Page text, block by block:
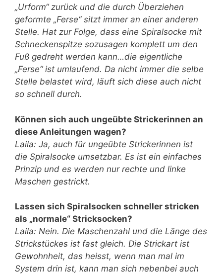
„Urform“ zurück und die durch Überziehen
geformte „Ferse“ sitzt immer an einer anderen
Stelle. Hat zur Folge, dass eine Spiralsocke mit
Schneckenspitze sozusagen komplett um den
Fuß gedreht werden kann…die eigentliche
„Ferse“ ist umlaufend. Da nicht immer die selbe
Stelle belastet wird, läuft sich diese auch nicht
so schnell durch.
Können sich auch ungeübte Strickerinnen an
diese Anleitungen wagen?
Laila: Ja, auch für ungeübte Strickerinnen ist
die Spiralsocke umsetzbar. Es ist ein einfaches
Prinzip und es werden nur rechte und linke
Maschen gestrickt.
Lassen sich Spiralsocken schneller stricken
als „normale“ Stricksocken?
Laila: Nein. Die Maschenzahl und die Länge des
Strickstückes ist fast gleich. Die Strickart ist
Gewohnheit, das heisst, wenn man mal im
System drin ist, kann man sich nebenbei auch